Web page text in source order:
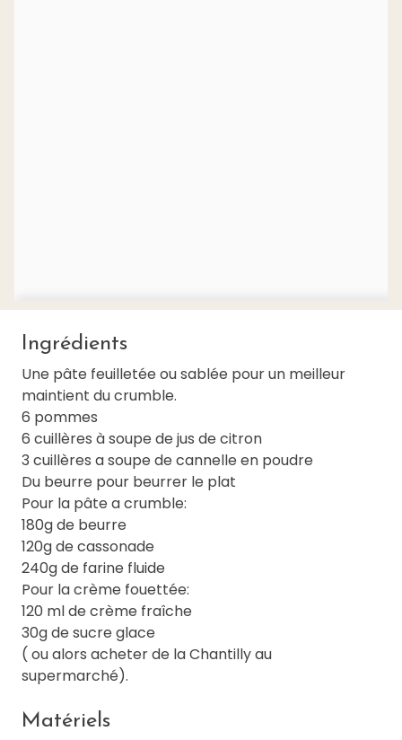
Ingrédients
Une pâte feuilletée ou sablée pour un meilleur
maintient du crumble.
6 pommes
6 cuillères à soupe de jus de citron
3 cuillères a soupe de cannelle en poudre
Du beurre pour beurrer le plat
Pour la pâte a crumble:
180g de beurre
120g de cassonade
240g de farine fluide
Pour la crème fouettée:
120 ml de crème fraîche
30g de sucre glace
( ou alors acheter de la Chantilly au
supermarché).
Matériels